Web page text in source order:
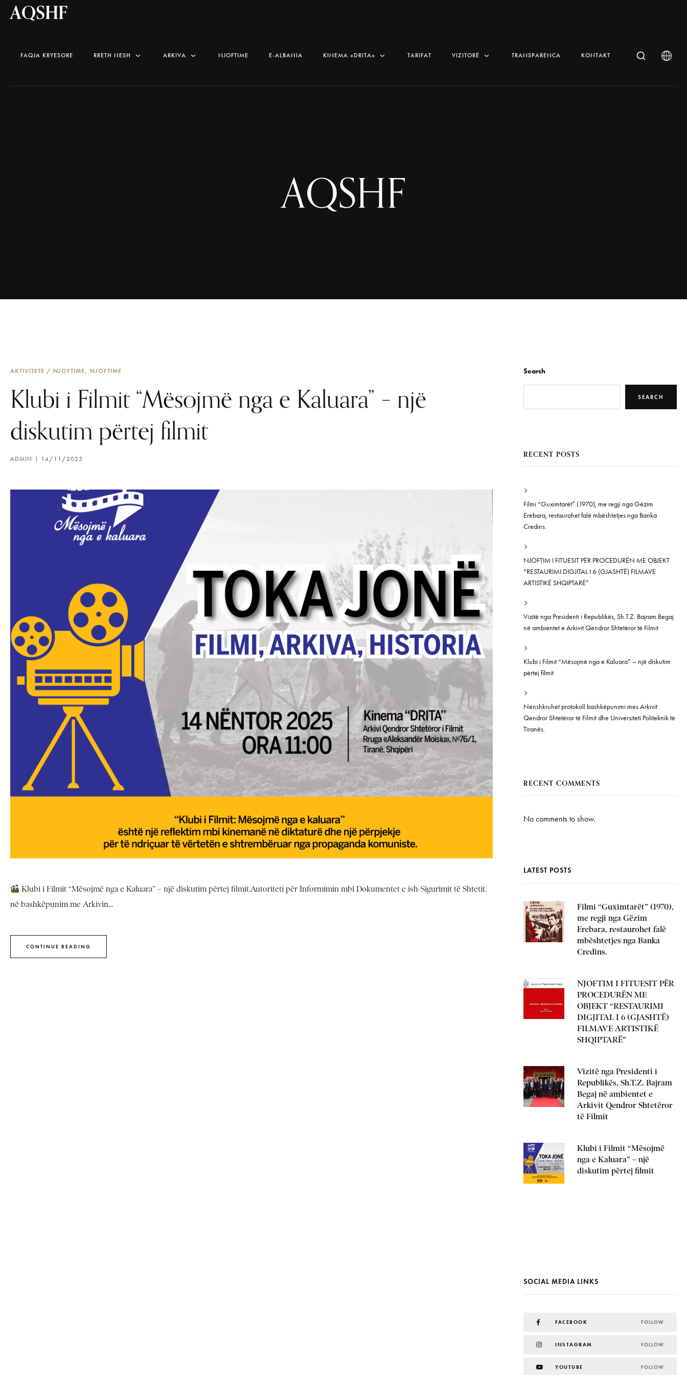
AQSHF
FAQJA KRYESORE RRETH NESH ARKIVA NJOFTIME E-ALBANIA KINEMA «DRITA» TARIFAT VIZITORË TRANSPARENCA KONTAKT
AQSHF
AKTIVITETE / NJOFTIME NJOFTIME
Klubi i Filmit “Mësojmë nga e Kaluara” – një
diskutim përtej filmit
ADMIN 14/11/2025
Klubi i Filmit “Mësojmë nga e Kaluara” – një diskutim përtej filmit.Autoriteti për Informimin mbi Dokumentet e ish-Sigurimit të Shtetit,
në bashkëpunim me Arkivin...
CONTINUE READING
Search
SEARCH
RECENT POSTS
Filmi “Guximtarët” (1970), me regji nga Gëzim
Erebara, restaurohet falë mbështetjes nga Banka
Credins.
NJOFTIM I FITUESIT PËR PROCEDURËN ME OBJEKT
“RESTAURIMI DIGJITAL I 6 (GJASHTË) FILMAVE
ARTISTIKË SHQIPTARË”
Vizitë nga Presidenti i Republikës, Sh.T.Z. Bajram Begaj
në ambientet e Arkivit Qendror Shtetëror të Filmit
Klubi i Filmit “Mësojmë nga e Kaluara” – një diskutim
përtej filmit
Nënshkruhet protokoll bashkëpunimi mes Arkivit
Qendror Shtetëror të Filmit dhe Universiteti Politeknik të
Tiranës.
RECENT COMMENTS
No comments to show.
LATEST POSTS
Filmi “Guximtarët” (1970),
me regji nga Gëzim
Erebara, restaurohet falë
mbështetjes nga Banka
Credins.
NJOFTIM I FITUESIT PËR
PROCEDURËN ME
OBJEKT “RESTAURIMI
DIGJITAL I 6 (GJASHTË)
FILMAVE ARTISTIKË
SHQIPTARË”
Vizitë nga Presidenti i
Republikës, Sh.T.Z. Bajram
Begaj në ambientet e
Arkivit Qendror Shtetëror
të Filmit
Klubi i Filmit “Mësojmë
nga e Kaluara” – një
diskutim përtej filmit
SOCIAL MEDIA LINKS
FACEBOOK FOLLOW
INSTAGRAM FOLLOW
YOUTUBE FOLLOW